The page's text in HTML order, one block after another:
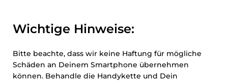
Wichtige Hinweise:
Bitte beachte, dass wir keine Haftung für mögliche
Schäden an Deinem Smartphone übernehmen
können. Behandle die Handykette und Dein